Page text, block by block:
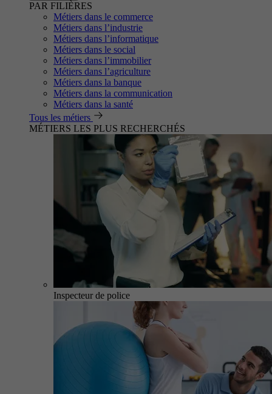
PAR FILIÈRES
Métiers dans le commerce
Métiers dans l’industrie
Métiers dans l’informatique
Métiers dans le social
Métiers dans l’immobilier
Métiers dans l’agriculture
Métiers dans la banque
Métiers dans la communication
Métiers dans la santé
Tous les métiers
MÉTIERS LES PLUS RECHERCHÉS
Inspecteur de police